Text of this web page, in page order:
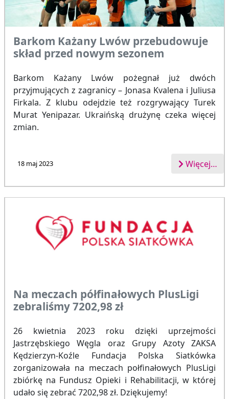
Barkom Każany Lwów przebudowuje
skład przed nowym sezonem
Barkom Każany Lwów pożegnał już dwóch
przyjmujących z zagranicy – Jonasa Kvalena i Juliusa
Firkala. Z klubu odejdzie też rozgrywający Turek
Murat Yenipazar. Ukraińską drużynę czeka więcej
zmian.
18 maj 2023 Więcej…
Na meczach półfinałowych PlusLigi
zebraliśmy 7202,98 zł
26 kwietnia 2023 roku dzięki uprzejmości
Jastrzębskiego Węgla oraz Grupy Azoty ZAKSA
Kędzierzyn-Koźle Fundacja Polska Siatkówka
zorganizowała na meczach połfinałowych PlusLigi
zbiórkę na Fundusz Opieki i Rehabilitacji, w której
udało się zebrać 7202,98 zł. Dziękujemy!